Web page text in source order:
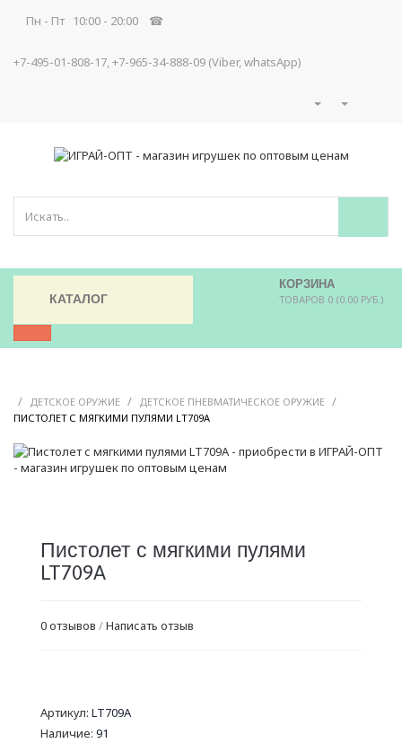
Пн - Пт 10:00 - 20:00 ☎
+7-495-01-808-17, +7-965-34-888-09 (Viber, whatsApp)
КОРЗИНА
ТОВАРОВ 0 (0.00 РУБ.)
КАТАЛОГ
/ ДЕТСКОЕ ОРУЖИЕ / ДЕТСКОЕ ПНЕВМАТИЧЕСКОЕ ОРУЖИЕ /
ПИСТОЛЕТ С МЯГКИМИ ПУЛЯМИ LT709A
Пистолет с мягкими пулями
LT709A
0 отзывов /Написать отзыв
Артикул: LT709A
Наличие: 91